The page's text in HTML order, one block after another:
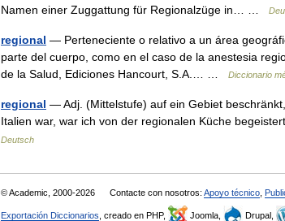
Namen einer Zuggattung für Regionalzüge in… …
regional — Perteneciente o relativo a un área
parte del cuerpo, como en el caso de la anestesia
de la Salud, Ediciones Hancourt, S.A.… …
Diccionario
regional — Adj. (Mittelstufe) auf ein Gebiet
Italien war, war ich von der regionalen Küche
Deutsch
© Academic, 2000-2026 Contacte con nosotros: Apoyo técnico
Exportación Diccionarios , creado en PHP, Joomla, Drupal,